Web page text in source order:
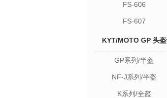
FS-606
FS-607
KYT/MOTO GP 头盔
GP系列/半盔
NF-J系列/半盔
K系列/全盔